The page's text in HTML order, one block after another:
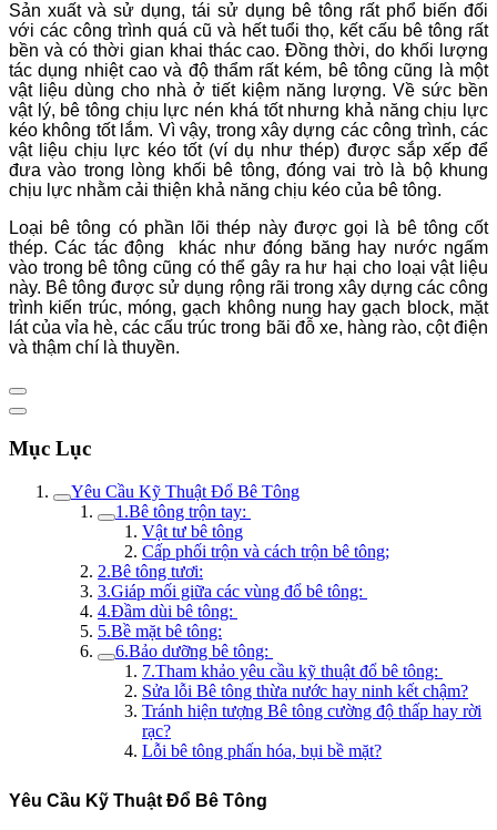
Sản xuất và sử dụng, tái sử dụng bê tông rất phổ biến đối
với các công trình quá cũ và hết tuổi thọ, kết cấu bê tông rất
bền và có thời gian khai thác cao. Đồng thời, do khối lượng
tác dụng nhiệt cao và độ thẩm rất kém, bê tông cũng là một
vật liệu dùng cho nhà ở tiết kiệm năng lượng. Về sức bền
vật lý, bê tông chịu lực nén khá tốt nhưng khả năng chịu lực
kéo không tốt lắm. Vì vậy, trong xây dựng các công trình, các
vật liệu chịu lực kéo tốt (ví dụ như thép) được sắp xếp để
đưa vào trong lòng khối bê tông, đóng vai trò là bộ khung
chịu lực nhằm cải thiện khả năng chịu kéo của bê tông.
Loại bê tông có phần lõi thép này được gọi là bê tông cốt
thép. Các tác động khác như đóng băng hay nước ngấm
vào trong bê tông cũng có thể gây ra hư hại cho loại vật liệu
này. Bê tông được sử dụng rộng rãi trong xây dựng các công
trình kiến trúc, móng, gạch không nung hay gạch block, mặt
lát của vỉa hè, các cấu trúc trong bãi đỗ xe, hàng rào, cột điện
và thậm chí là thuyền.
Mục Lục
Yêu Cầu Kỹ Thuật Đổ Bê Tông
1.Bê tông trộn tay:
Vật tư bê tông
Cấp phối trộn và cách trộn bê tông;
2.Bê tông tươi:
3.Giáp mối giữa các vùng đổ bê tông:
4.Đầm dùi bê tông:
5.Bề mặt bê tông:
6.Bảo dưỡng bê tông:
7.Tham khảo yêu cầu kỹ thuật đổ bê tông:
Sửa lỗi Bê tông thừa nước hay ninh kết chậm?
Tránh hiện tượng Bê tông cường độ thấp hay rời
rạc?
Lỗi bê tông phấn hóa, bụi bề mặt?
Yêu Cầu Kỹ Thuật Đổ Bê Tông